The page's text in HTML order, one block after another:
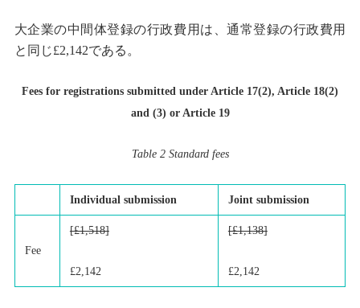
大企業の中間体登録の行政費用は、通常登録の行政費用
と同じ£2,142である。
Fees for registrations submitted under Article 17(2), Article 18(2)
and (3) or Article 19
Table 2 Standard fees
Individual submission Joint submission
Fee
[£1,518]
£2,142
[£1,138]
£2,142